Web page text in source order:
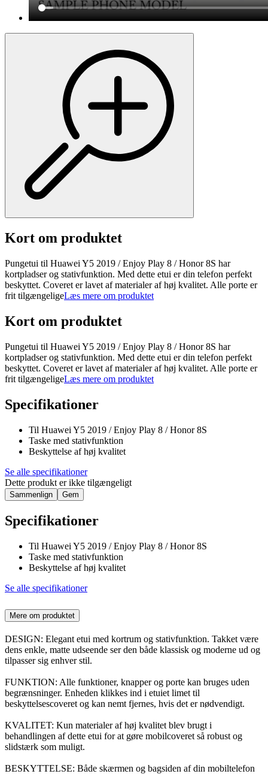
Kort om produktet
Pungetui til Huawei Y5 2019 / Enjoy Play 8 / Honor 8S har
kortpladser og stativfunktion. Med dette etui er din telefon perfekt
beskyttet. Coveret er lavet af materialer af høj kvalitet. Alle porte er
frit tilgængeligeLæs mere om produktet
Kort om produktet
Pungetui til Huawei Y5 2019 / Enjoy Play 8 / Honor 8S har
kortpladser og stativfunktion. Med dette etui er din telefon perfekt
beskyttet. Coveret er lavet af materialer af høj kvalitet. Alle porte er
frit tilgængeligeLæs mere om produktet
Specifikationer
Til Huawei Y5 2019 / Enjoy Play 8 / Honor 8S
Taske med stativfunktion
Beskyttelse af høj kvalitet
Se alle specifikationer
Dette produkt er ikke tilgængeligt
Sammenlign Gem
Specifikationer
Til Huawei Y5 2019 / Enjoy Play 8 / Honor 8S
Taske med stativfunktion
Beskyttelse af høj kvalitet
Se alle specifikationer
Mere om produktet
DESIGN: Elegant etui med kortrum og stativfunktion. Takket være
dens enkle, matte udseende ser den både klassisk og moderne ud og
tilpasser sig enhver stil.
FUNKTION: Alle funktioner, knapper og porte kan bruges uden
begrænsninger. Enheden klikkes ind i etuiet limet til
beskyttelsescoveret og kan nemt fjernes, hvis det er nødvendigt.
KVALITET: Kun materialer af høj kvalitet blev brugt i
behandlingen af dette etui for at gøre mobilcoveret så robust og
slidstærk som muligt.
BESKYTTELSE: Både skærmen og bagsiden af din mobiltelefon